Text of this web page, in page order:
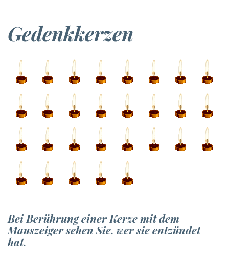
Gedenkkerzen
Bei Berührung einer Kerze mit dem
Mauszeiger sehen Sie, wer sie entzündet
hat.